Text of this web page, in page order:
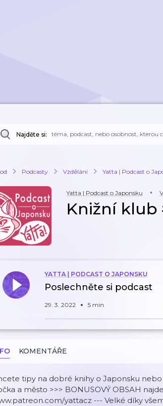
Najděte si:
Podcasty Vzdělání Yatta | Podcast o
Yatta | Podcast o Japonsku
Knižní klub
YATTA | PODCAST O JAPONSKU
Poslechněte si podcast
29. 3. 2022 5 min
KOMENTÁŘE
tipy na dobré knihy o Japonsku
a město >>> BONUSOVÝ OBSAH
yattacz --- Velké díky